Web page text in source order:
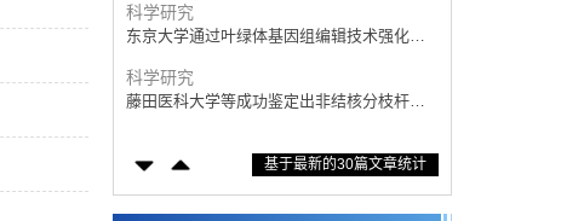
科学研究
东京大学通过叶绿体基因组编辑技术强化碳
科学研究
藤田医科大学等成功鉴定出非结核分枝杆菌
【AI法下篇】如何应对AI的不可控性——中
基于最新的30篇文章统计